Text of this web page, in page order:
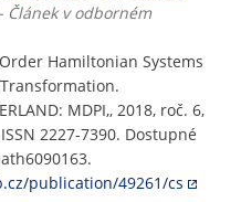
Článek v odborném
Hamiltonian Systems
MDPI,, 2018, roč. 6,
2227-7390. Dostupné
publication/49261/cs